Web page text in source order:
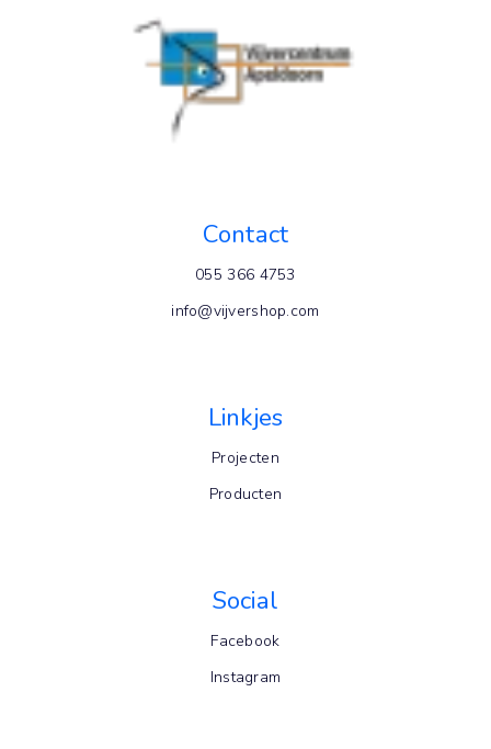
Contact
055 366 4753
info@vijvershop.com
Linkjes
Projecten
Producten
Social
Facebook
Instagram